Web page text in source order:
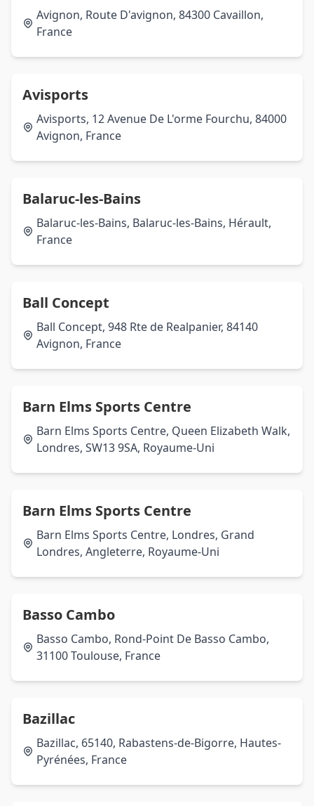
Avignon, Route D'avignon, 84300 Cavaillon,
France
Avisports
Avisports, 12 Avenue De L'orme Fourchu, 84000
Avignon, France
Balaruc-les-Bains
Balaruc-les-Bains, Balaruc-les-Bains, Hérault,
France
Ball Concept
Ball Concept, 948 Rte de Realpanier, 84140
Avignon, France
Barn Elms Sports Centre
Barn Elms Sports Centre, Queen Elizabeth Walk,
Londres, SW13 9SA, Royaume-Uni
Barn Elms Sports Centre
Barn Elms Sports Centre, Londres, Grand
Londres, Angleterre, Royaume-Uni
Basso Cambo
Basso Cambo, Rond-Point De Basso Cambo,
31100 Toulouse, France
Bazillac
Bazillac, 65140, Rabastens-de-Bigorre, Hautes-
Pyrénées, France